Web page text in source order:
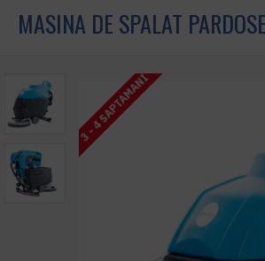
MASINA DE SPALAT
3 - 4 SAPTAMANI